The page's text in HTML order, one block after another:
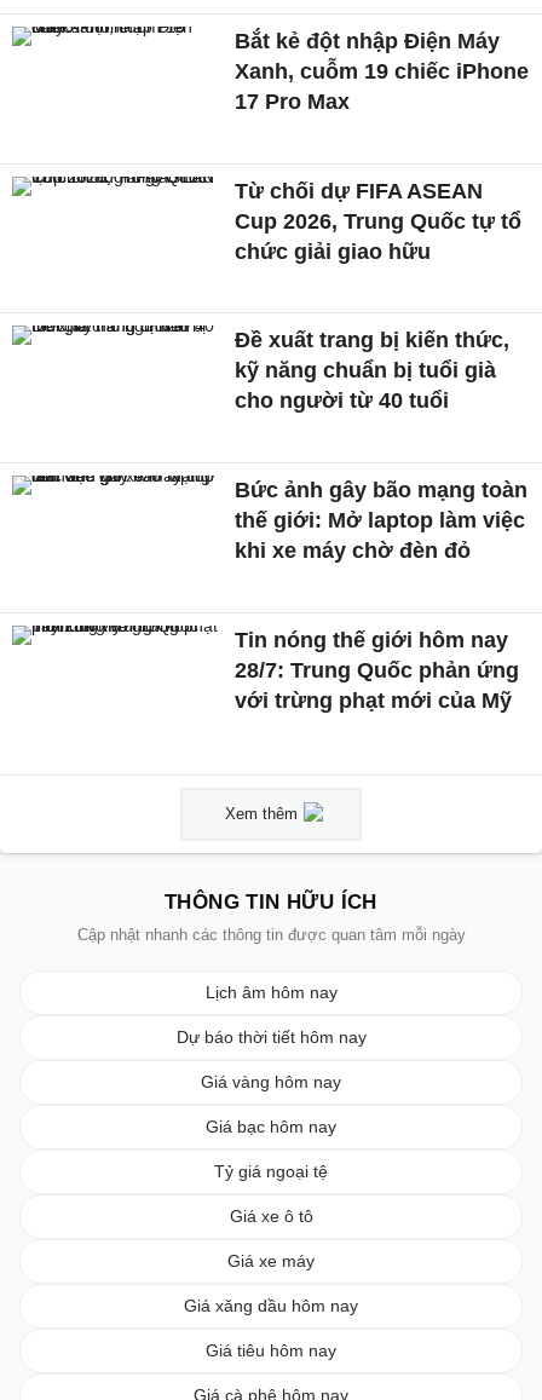
Bắt kẻ đột nhập Điện Máy
Xanh, cuỗm 19 chiếc iPhone
17 Pro Max
Từ chối dự FIFA ASEAN
Cup 2026, Trung Quốc tự tổ
chức giải giao hữu
Đề xuất trang bị kiến thức,
kỹ năng chuẩn bị tuổi già
cho người từ 40 tuổi
Bức ảnh gây bão mạng toàn
thế giới: Mở laptop làm việc
khi xe máy chờ đèn đỏ
Tin nóng thế giới hôm nay
28/7: Trung Quốc phản ứng
với trừng phạt mới của Mỹ
Xem thêm
THÔNG TIN HỮU ÍCH
Cập nhật nhanh các thông tin được quan tâm mỗi ngày
Lịch âm hôm nay
Dự báo thời tiết hôm nay
Giá vàng hôm nay
Giá bạc hôm nay
Tỷ giá ngoại tệ
Giá xe ô tô
Giá xe máy
Giá xăng dầu hôm nay
Giá tiêu hôm nay
Giá cà phê hôm nay